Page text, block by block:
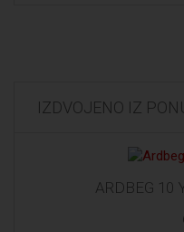
IZDVOJENO IZ
ARDBEG 10